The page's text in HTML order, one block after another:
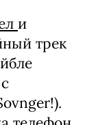
и
трек